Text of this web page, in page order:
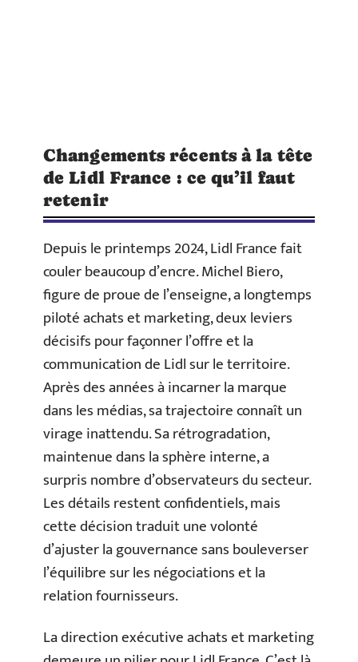
Changements récents à la tête
de Lidl France : ce qu’il faut
retenir
Depuis le printemps 2024, Lidl France fait
couler beaucoup d’encre. Michel Biero,
figure de proue de l’enseigne, a longtemps
piloté achats et marketing, deux leviers
décisifs pour façonner l’offre et la
communication de Lidl sur le territoire.
Après des années à incarner la marque
dans les médias, sa trajectoire connaît un
virage inattendu. Sa rétrogradation,
maintenue dans la sphère interne, a
surpris nombre d’observateurs du secteur.
Les détails restent confidentiels, mais
cette décision traduit une volonté
d’ajuster la gouvernance sans bouleverser
l’équilibre sur les négociations et la
relation fournisseurs.
La direction exécutive achats et marketing